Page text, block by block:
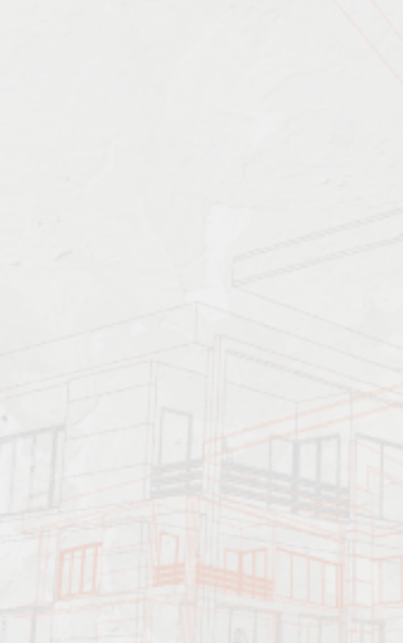
образования, дидактические и интерактивные методики
обучения обеспечивают достижение эффективного результата.
Перечень услуг, которые предоставляет образовательный
центр: